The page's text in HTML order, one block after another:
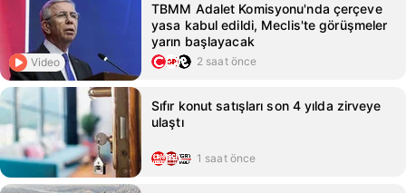
Video
TBMM Adalet Komisyonu'nda çerçeve
yasa kabul edildi, Meclis'te görüşmeler
yarın başlayacak
2 saat önce
Sıfır konut satışları son 4 yılda zirveye
ulaştı
1 saat önce